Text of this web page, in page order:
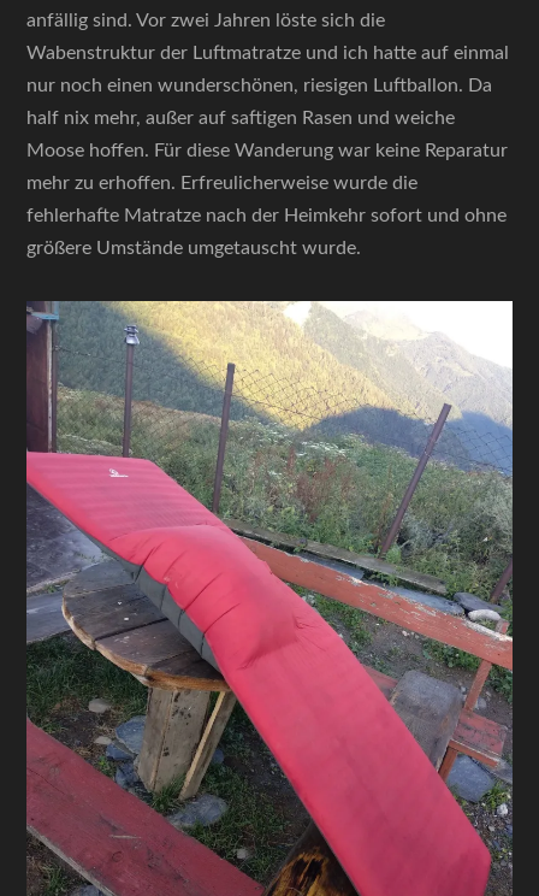
anfällig sind. Vor zwei Jahren löste sich die
Wabenstruktur der Luftmatratze und ich hatte auf einmal
nur noch einen wunderschönen, riesigen Luftballon. Da
half nix mehr, außer auf saftigen Rasen und weiche
Moose hoffen. Für diese Wanderung war keine Reparatur
mehr zu erhoffen. Erfreulicherweise wurde die
fehlerhafte Matratze nach der Heimkehr sofort und ohne
größere Umstände umgetauscht wurde.